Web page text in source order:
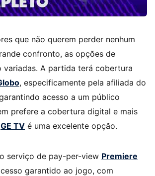
que não querem perder nenhum
confronto, as opções de
variadas. A partida terá cobertura
, especificamente pela afiliada do
acesso a um público
prefere a cobertura digital e mais
GE TV é uma excelente opção.
serviço de pay-per-view Premiere
garantido ao jogo, com